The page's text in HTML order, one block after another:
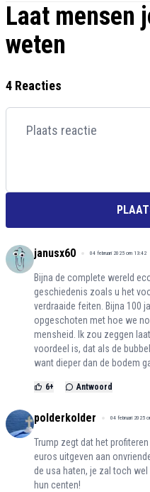
Laat mensen
weten
4 Reacties
janusx60 04 februari 2025 om 13:42
Bijna de complete wereld
geschiedenis zoals u het
verdraaide feiten. Bijna 100
opgeschoten met hoe we
mensheid. Ik zou zeggen
voordeel is, dat als de
want dieper dan de bodem
6+ Antwoord
polderkolder 04 februari 2025
Trump zegt dat het
euros uitgeven aan
de usa haten, je zal toch
hun centen!